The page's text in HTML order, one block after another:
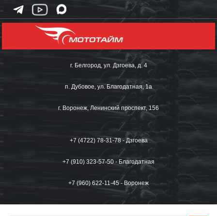
г. Белгород, ул. Дзгоева, д. 4
п. Дубовое, ул. Благодатная, 1а
г. Воронеж, Ленинский проспект, 156
+7 (4722) 78-31-78 - Дзгоева
+7 (910) 323-57-50 - Благодатная
+7 (960) 622-11-45 - Воронеж